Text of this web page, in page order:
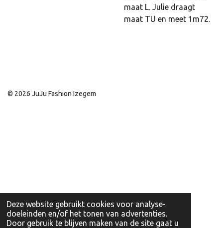
Deze website gebruikt cookies voor analyse-
doeleinden en/of het tonen van advertenties.
Door gebruik te blijven maken van de site gaat u
maat L. Julie draagt
maat TU en meet 1m72.
© 2026 JuJu Fashion Izegem